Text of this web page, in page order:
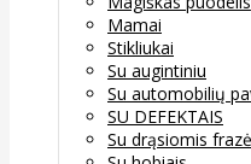
Mamai
Stikliukai
Su augintiniu
Su automobilių
SU DEFEKTAIS
Su drąsiomis